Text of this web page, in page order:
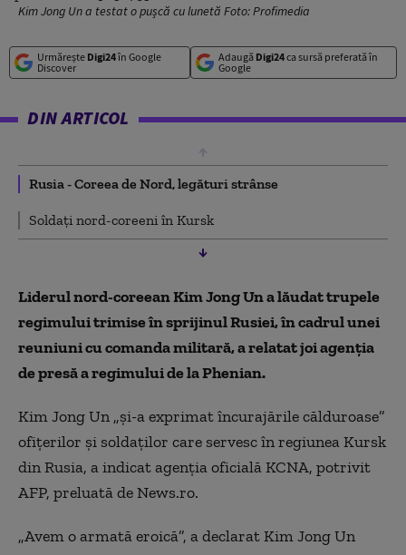
Kim Jong Un a testat o pușcă cu lunetă Foto: Profimedia
Urmărește Digi24în Google
Discover
Adaugă Digi24ca sursă preferată în
Google
DIN ARTICOL
Rusia - Coreea de Nord, legături strânse
Soldați nord-coreeni în Kursk
Liderul nord-coreean Kim Jong Un a lăudat trupele
regimului trimise în sprijinul Rusiei, în cadrul unei
reuniuni cu comanda militară, a relatat joi agenţia
de presă a regimului de la Phenian.
Kim Jong Un „şi-a exprimat încurajările călduroase”
ofiţerilor şi soldaţilor care servesc în regiunea Kursk
din Rusia, a indicat agenţia oficială KCNA, potrivit
AFP, preluată de News.ro.
„Avem o armată eroică”, a declarat Kim Jong Un